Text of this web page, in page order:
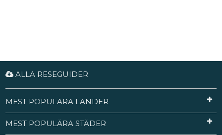
ALLA RESEGUIDER
MEST POPULÄRA LÄNDER
MEST POPULÄRA STÄDER